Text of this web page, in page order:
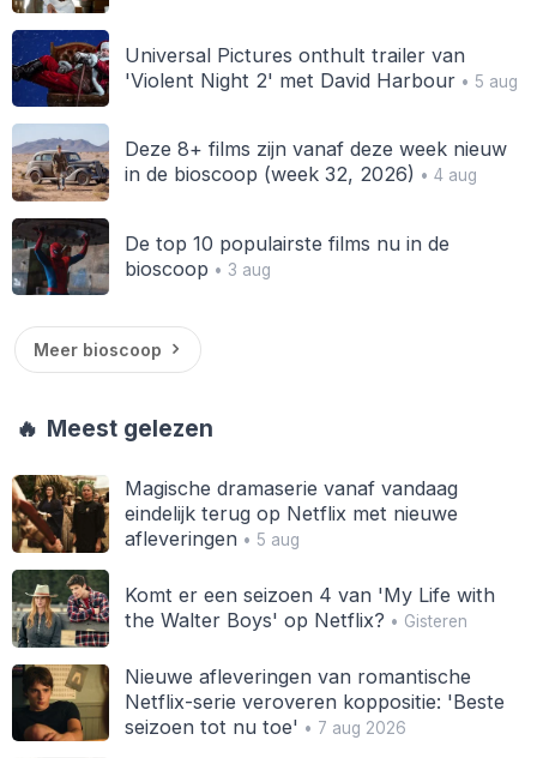
Universal Pictures onthult trailer van
'Violent Night 2' met David Harbour• 5 aug
Deze 8+ films zijn vanaf deze week nieuw
in de bioscoop (week 32, 2026) • 4 aug
De top 10 populairste films nu in de
bioscoop • 3 aug
Meer bioscoop
🔥 Meest gelezen
Magische dramaserie vanaf vandaag
eindelijk terug op Netflix met nieuwe
afleveringen• 5 aug
Komt er een seizoen 4 van 'My Life with
the Walter Boys' op Netflix? • Gisteren
Nieuwe afleveringen van romantische
Netflix-serie veroveren koppositie: 'Beste
seizoen tot nu toe' • 7 aug 2026